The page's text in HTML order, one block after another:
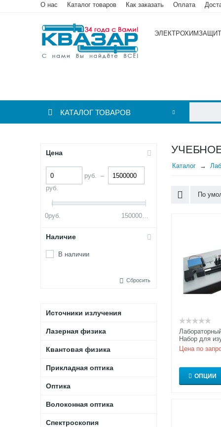
О нас Каталог товаров Как заказать Оплата
КАТАЛОГ ТОВАРОВ
Цена
руб.
–
руб.
0руб. 1500000 руб.
Наличие
В наличии
Сбросить
Источники излучения
Лазерная физика
Квантовая физика
Прикладная оптика
Оптика
Волоконная оптика
Спектроскопия
Каталог
По
Набор для
аберраций
оптики
Цена по
ОПЦИИ